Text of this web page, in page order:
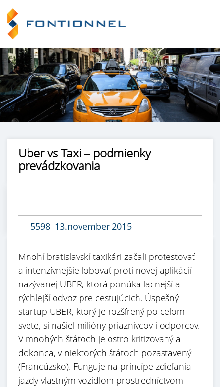
Uber vs Taxi – podmienky
prevádzkovania
5598 13.november 2015
Mnohí bratislavskí taxikári začali protestovať
a intenzívnejšie lobovať proti novej aplikácií
nazývanej UBER, ktorá ponúka lacnejší a
rýchlejší odvoz pre cestujúcich. Úspešný
startup UBER, ktorý je rozšírený po celom
svete, si našiel milióny priaznivcov i odporcov.
V mnohých štátoch je ostro kritizovaný a
dokonca, v niektorých štátoch pozastavený
(Francúzsko). Funguje na princípe zdieľania
jazdy vlastným vozidlom prostredníctvom